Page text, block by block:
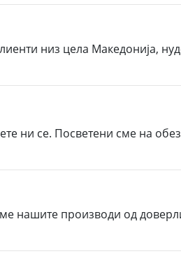
низ цела Македонија,
ни се. Посветени сме на
нашите производи од